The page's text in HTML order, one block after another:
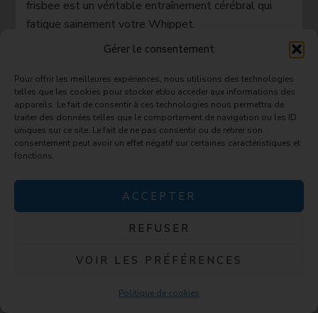
Gérer le consentement
Pour offrir les meilleures expériences, nous utilisons des technologies
telles que les cookies pour stocker et/ou accéder aux informations des
appareils. Le fait de consentir à ces technologies nous permettra de
traiter des données telles que le comportement de navigation ou les ID
uniques sur ce site. Le fait de ne pas consentir ou de retirer son
consentement peut avoir un effet négatif sur certaines caractéristiques et
fonctions.
ACCEPTER
REFUSER
VOIR LES PRÉFÉRENCES
Politique de cookies
frisbee est un véritable entraînement cérébral qui
fatigue sainement votre Whippet.
Bénéfices à long terme et
avantages uniques
Le frisbee pratiqué correctement devient
uninvestissement santépour votre Whippet
maintiennent la souplesse articulaire, stimulent la
production de liquide synovial et retardent la perte
réflexes et sa coordination.
Cette discipline présente des avantages uniques par